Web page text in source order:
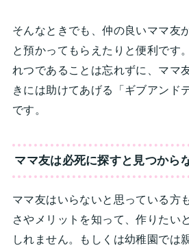
そんなときでも、仲の良いママ友
と預かってもらえたりと便利です
れつであることは忘れずに、ママ
きには助けてあげる「ギブアンド
です。
ママ友は必死に探すと見つから
ママ友はいらないと思っている方
さやメリットを知って、作りたい
しれません。もしくは幼稚園では